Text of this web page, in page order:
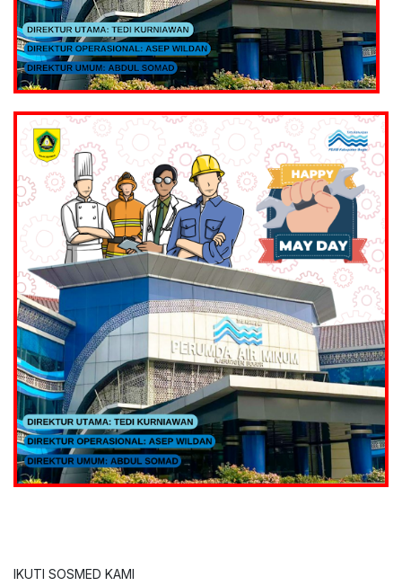
IKUTI SOSMED KAMI